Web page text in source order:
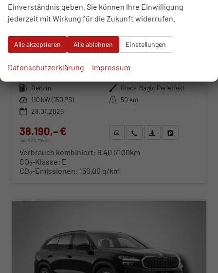
Skoda Kodiaq
Selection 1.5 TSI mHEV 7-Gang DSG
Kraftstoff Benzin Außenfarbe Black Magic Perleffekt
Leistung 110 kW (150 PS) Kilometerstand 50 km
28.01.2026
38.190,– €
incl. 19% MwSt.
WhatsApp anfragen
Wir rufen Sie anFahrzeugexposé (PDF)
Verbrauch kombiniert: 6,40 l/100km
CO2-Klasse: E
CO2-Emissionen: 150,00 g/km
Einverständnis geben. Sie können Ihre Einwilligung
jederzeit mit Wirkung für die Zukunft widerrufen.
Alle akzeptieren Alle ablehnen Einstellungen
Datenschutzerklärung Impressum